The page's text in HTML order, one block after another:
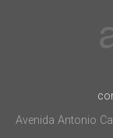
Avenida Antonio